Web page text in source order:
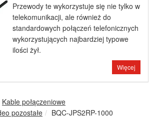
Przewody te wykorzystuje się nie tylko w
telekomunikacji, ale również do
standardowych połączeń telefonicznych
wykorzystujących najbardziej typowe
ilości żył.
Więcej
Kable połączeniowe
pozostałe
BQC-JPS2RP-1000